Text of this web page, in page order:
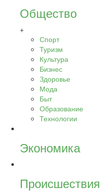
Общество
+
Спорт
Туризм
Культура
Бизнес
Здоровье
Мода
Быт
Образование
Технологии
Экономика
Происшествия